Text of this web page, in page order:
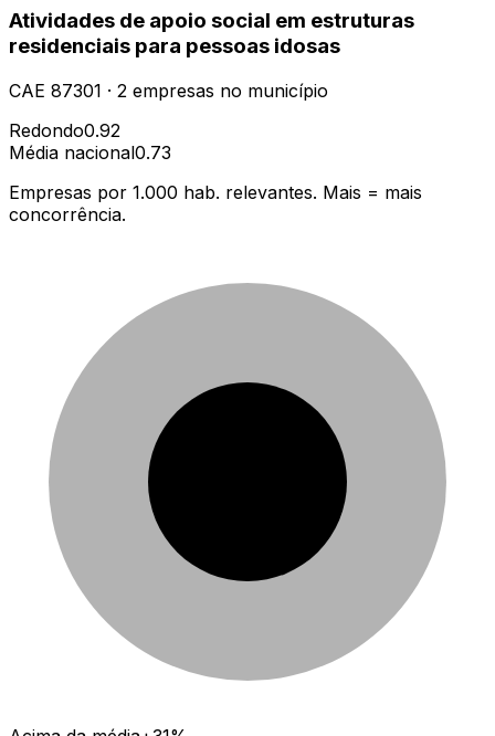
Atividades de apoio social em estruturas
residenciais para pessoas idosas
CAE 87301 · 2 empresas no município
Redondo0.92
Média nacional0.73
Empresas por 1.000 hab. relevantes. Mais = mais
concorrência.